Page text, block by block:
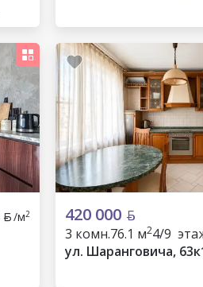
/м2 420 000
3 комн.76.1 м24/9
ул. Шаранговича,